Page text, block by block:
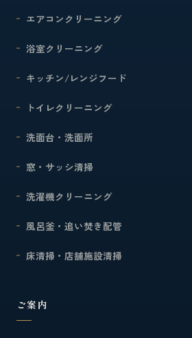
エアコンクリーニング
浴室クリーニング
キッチン/レンジフード
トイレクリーニング
洗面台・洗面所
窓・サッシ清掃
洗濯機クリーニング
風呂釜・追い焚き配管
床清掃・店舗施設清掃
ご案内